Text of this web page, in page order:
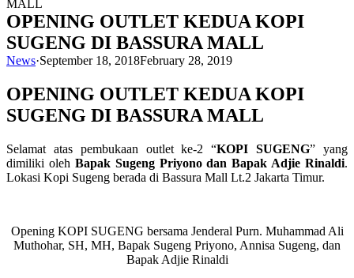
OPENING OUTLET KEDUA KOPI
SUGENG DI BASSURA MALL
News·September 18, 2018February 28, 2019
OPENING OUTLET KEDUA KOPI
SUGENG DI BASSURA MALL
Selamat atas pembukaan outlet ke-2 “KOPI SUGENG” yang
dimiliki oleh Bapak Sugeng Priyono dan Bapak Adjie Rinaldi.
Lokasi Kopi Sugeng berada di Bassura Mall Lt.2 Jakarta Timur.
Opening KOPI SUGENG bersama Jenderal Purn. Muhammad Ali
Muthohar, SH, MH, Bapak Sugeng Priyono, Annisa Sugeng, dan
Bapak Adjie Rinaldi